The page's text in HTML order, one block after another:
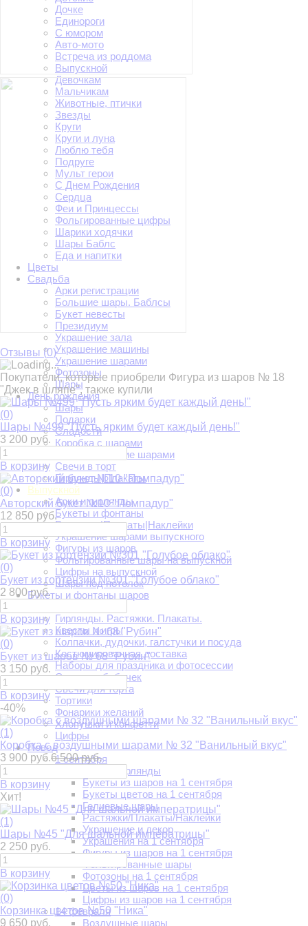
Дочке
Единороги
С юмором
Авто-мото
Встреча из роддома
Выпускной
Девочкам
Мальчикам
Животные, птички
Звезды
Круги
Круги и луна
Люблю тебя
Подруге
Мульт герои
С Днем Рождения
Сердца
Феи и Принцессы
Фольгированные цифры
Шарики ходячки
Шары Баблс
Еда и напитки
Цветы
Свадьба
Арки регистрации
Большие шары. Баблсы
Букет невесты
Президиум
Украшение зала
Украшение машины
Украшение шарами
Фотозоны
Шары
День рождения
Шары
Подарки
Сладости
Коробка с шарами
Украшение шарами
Свечи в торт
Гирлянды|Плакаты
Выпускной
Арки и гирлянды
Букеты и фонтаны
Растяжки|Плакаты|Наклейки
Украшение шарами выпускного
Фигуры из шаров
Фольгированные шары на выпускной
Цифры на выпускной
Шары под потолок
Букеты и фонтаны шаров
Гирлянды. Растяжки. Плакаты.
Квесты и игры
Колпачки, дудочки, галстучки и посуда
Костюмированная доставка
Наборы для праздника и фотосессии
Салют из бабочек
Свечи для торта
Тортики
Фонарики желаний
Хлопушки и конфетти
Цифры
Повод
1 сентября
Арки и гирлянды
Букеты из шаров на 1 сентября
Букеты цветов на 1 сентября
Гелиевые шары
Растяжки/Плакаты/Наклейки
Украшение и декор
Украшения на 1 сентября
Фигуры из шаров на 1 сентября
Фольгированные шары
Фотозоны на 1 сентября
Цветы из шаров на 1 сентября
Цифры из шаров на 1 сентября
14 февраля
Воздушные шары
Отзывы (0)
Покупатели, которые приобрели Фигура из шаров № 18
"Джек в шляпе", также купили
(0)
Шары №499 "Пусть ярким будет каждый день!"
3 200 руб.
В корзину
(0)
Авторский букет №10 "Помпадур"
12 850 руб.
В корзину
(0)
Букет из гортензии №301 "Голубое облако"
2 800 руб.
В корзину
(0)
Букет из шаров № 68 "Рубин"
3 150 руб.
В корзину
-40%
(1)
Коробка с воздушными шарами № 32 "Ванильный вкус"
3 900 руб.6 500 руб.
В корзину
Хит!
(1)
Шары №45 "Для шальной императрицы"
2 250 руб.
В корзину
(0)
Корзинка цветов №50 "Ника"
9 650 руб.